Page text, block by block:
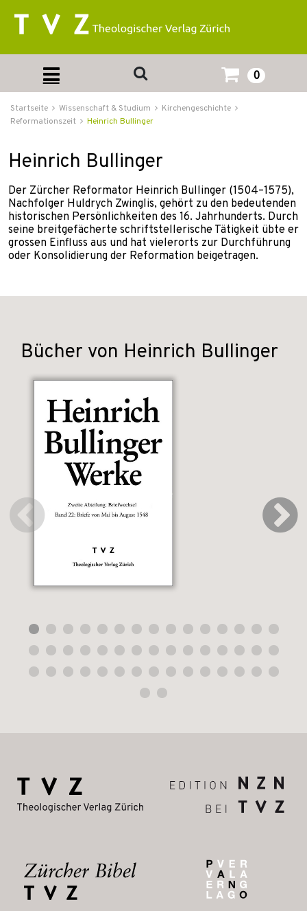
0
Startseite Wissenschaft & Studium
Kirchengeschichte
Reformationszeit
Heinrich Bullinger
Heinrich Bullinger
Der Zürcher Reformator Heinrich Bullinger (1504–1575),
Nachfolger Huldrych Zwinglis, gehört zu den bedeutenden
historischen Persönlichkeiten des 16. Jahrhunderts. Durch
seine breitgefächerte schriftstellerische Tätigkeit übte er
grossen Einfluss aus und hat vielerorts zur Durchführung
oder Konsolidierung der Reformation beigetragen.
Bücher von Heinrich Bullinger